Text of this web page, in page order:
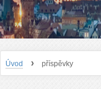
Úvod › příspěvky